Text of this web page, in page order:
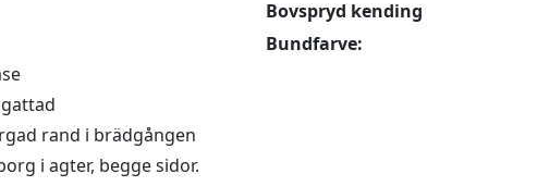
Bovspryd kending
Bundfarve:
rand i brädgången
i agter, begge sidor.